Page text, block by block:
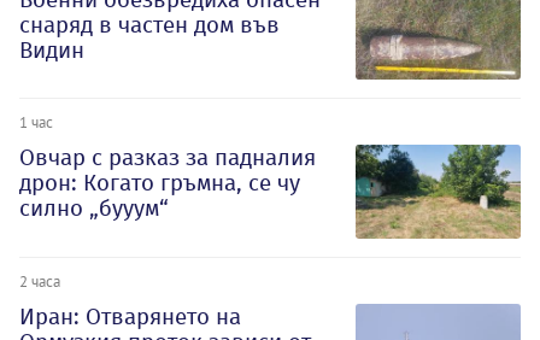
снаряд в частен дом във
Видин
1 час
Овчар с разказ за падналия
дрон: Когато гръмна, се чу
силно „бууум“
2 часа
Иран: Отварянето на